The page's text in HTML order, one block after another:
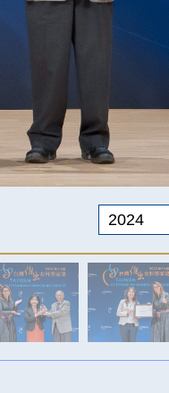
2024
2026
2025
2024
2023